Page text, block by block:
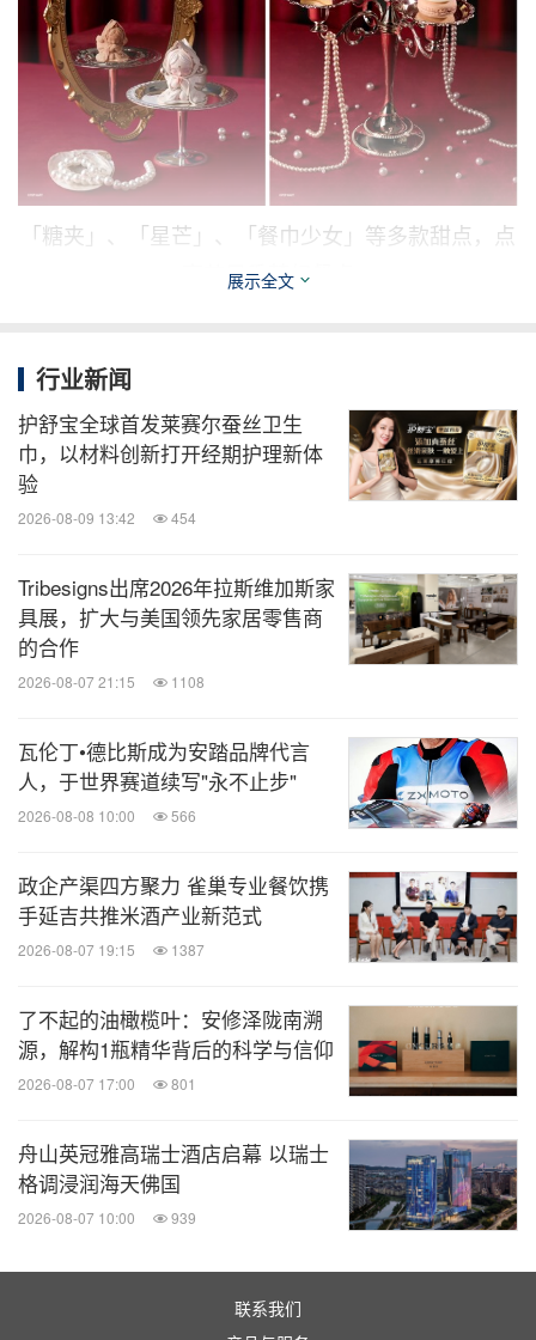
「糖夹」、「星芒」、「餐巾少女」等多款甜点，点
亮节日季梦幻餐桌
下午茶供应期间，哈罗德茶室由 SKULLPANDA 主题
元素装点，营造出梦幻般的节日氛围。复古而浓郁的
酒红色幕布与桌布，银色烛台点缀其间，让宾客们仿
客可在画外音的引导下细细感受设计理念——从餐点
创意到戏剧情节，沉浸于哈罗德与泡泡玛特携手打造
的梦幻世界。
时，以 SKULLPANDA 装饰的酒红色圣诞树，将于兴
业太古汇查公馆门口被点亮，以璀璨灯光谱写流光溢
"SKULLPANDA 餐桌系列下午茶"将于 11 月 6 日开放
预约，并于 11 月 15 日正式上线。敬请添加哈罗德
页面，进行预约体验。
哈罗德百货公司（Harrods）于 1849 年正式开业，
从诞生伊始的骑士桥店，哈罗德百货现已成长为享誉
德百货汇集 3000 多个甄选品牌与超过 20 间高端餐
厅，并悉心提供专业的时尚、家居、美妆和健康服
展示全文
行业新闻
护舒宝全球首发莱赛尔蚕丝卫生
巾，以材料创新打开经期护理新体
验
2026-08-09 13:42 454
Tribesigns出席2026年拉斯维加斯家
具展，扩大与美国领先家居零售商
的合作
2026-08-07 21:15 1108
瓦伦丁•德比斯成为安踏品牌代言
人，于世界赛道续写"永不止步"
2026-08-08 10:00 566
政企产渠四方聚力 雀巢专业餐饮携
手延吉共推米酒产业新范式
2026-08-07 19:15 1387
了不起的油橄榄叶：安修泽陇南溯
源，解构1瓶精华背后的科学与信仰
2026-08-07 17:00 801
舟山英冠雅高瑞士酒店启幕 以瑞士
格调浸润海天佛国
2026-08-07 10:00 939
联系我们